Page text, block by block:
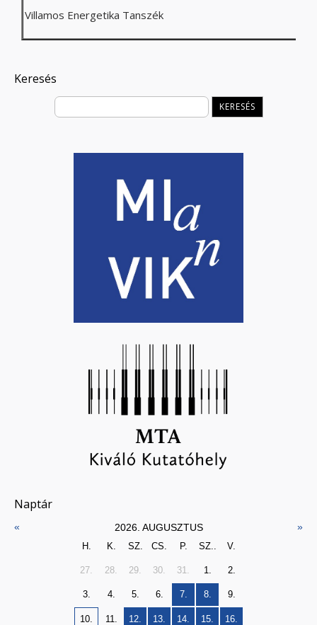
Villamos Energetika Tanszék
Keresés
Naptár
« 2026. AUGUSZTUS »
H. K. SZ. CS. P. SZ.. V.
27. 28. 29. 30. 31. 1. 2.
3. 4. 5. 6. 7. 8. 9.
10. 11. 12. 13. 14. 15. 16.